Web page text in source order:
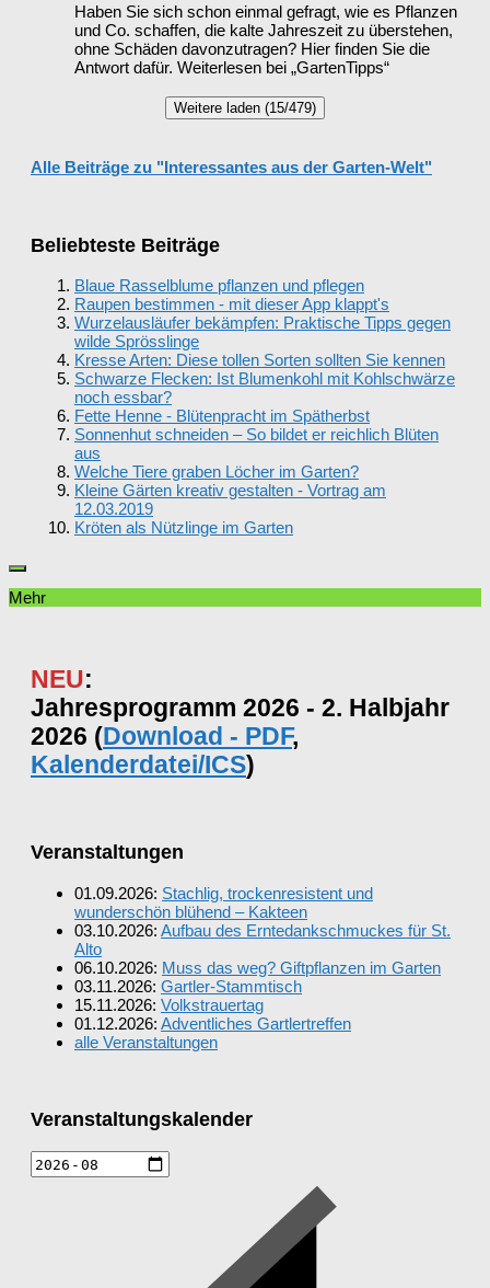
Haben Sie sich schon einmal gefragt, wie es Pflanzen
und Co. schaffen, die kalte Jahreszeit zu überstehen,
ohne Schäden davonzutragen? Hier finden Sie die
Antwort dafür. Weiterlesen bei „GartenTipps“
Weitere laden (15/479)
Alle Beiträge zu "Interessantes aus der Garten-Welt"
Beliebteste Beiträge
Blaue Rasselblume pflanzen und pflegen
Raupen bestimmen - mit dieser App klappt's
Wurzelausläufer bekämpfen: Praktische Tipps gegen
wilde Sprösslinge
Kresse Arten: Diese tollen Sorten sollten Sie kennen
Schwarze Flecken: Ist Blumenkohl mit Kohlschwärze
noch essbar?
Fette Henne - Blütenpracht im Spätherbst
Sonnenhut schneiden – So bildet er reichlich Blüten
aus
Welche Tiere graben Löcher im Garten?
Kleine Gärten kreativ gestalten - Vortrag am
12.03.2019
Kröten als Nützlinge im Garten
Mehr
NEU:
Jahresprogramm 2026 - 2. Halbjahr
2026 (Download - PDF,
Kalenderdatei/ICS)
Veranstaltungen
01.09.2026: Stachlig, trockenresistent und
wunderschön blühend – Kakteen
03.10.2026: Aufbau des Erntedankschmuckes für St.
Alto
06.10.2026: Muss das weg? Giftpflanzen im Garten
03.11.2026: Gartler-Stammtisch
15.11.2026: Volkstrauertag
01.12.2026: Adventliches Gartlertreffen
alle Veranstaltungen
Veranstaltungskalender